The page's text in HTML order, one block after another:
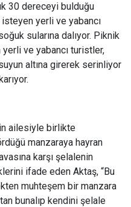
30 dereceyi bulduğu
yerli ve yabancı
sularına dalıyor. Piknik
ve yabancı turistler,
altına girerek serinliyor
ailesiyle birlikte
manzaraya hayran
karşı şelalenin
ifade eden Aktaş, “Bu
muhteşem bir manzara
bunalıp kendini şelale